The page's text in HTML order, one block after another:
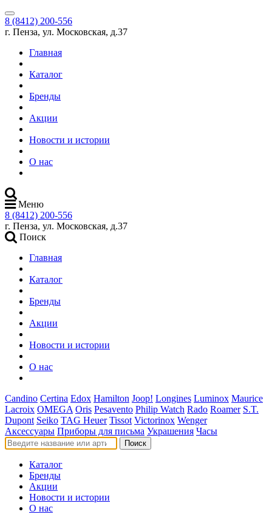
8 (8412) 200-556
г. Пенза, ул. Московская, д.37
Главная
Каталог
Бренды
Акции
Новости и истории
О нас
Меню
8 (8412) 200-556
г. Пенза, ул. Московская, д.37
Поиск
Главная
Каталог
Бренды
Акции
Новости и истории
О нас
Candino Certina Edox Hamilton Joop! Longines Luminox Maurice
Lacroix OMEGA Oris Pesavento Philip Watch Rado Roamer S.T.
Dupont Seiko TAG Heuer Tissot Victorinox Wenger
Аксессуары Приборы для письма Украшения Часы
Поиск
Каталог
Бренды
Акции
Новости и истории
О нас